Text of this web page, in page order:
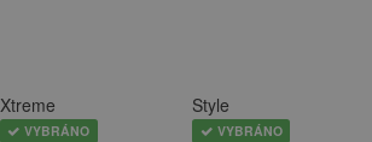
Xtreme
VYBRÁNO
Style
VYBRÁNO